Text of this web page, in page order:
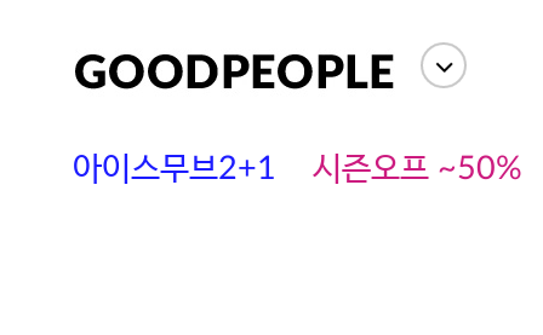
아이스무브2+1 시즌오프 ~50%